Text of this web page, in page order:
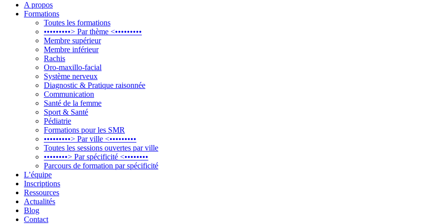
A propos
Formations
Toutes les formations
•••••••••> Par thème <•••••••••
Membre supérieur
Membre inférieur
Rachis
Oro-maxillo-facial
Système nerveux
Diagnostic & Pratique raisonnée
Communication
Santé de la femme
Sport & Santé
Pédiatrie
Formations pour les SMR
•••••••••> Par ville <•••••••••
Toutes les sessions ouvertes par ville
••••••••> Par spécificité <••••••••
Parcours de formation par spécificité
L’équipe
Inscriptions
Ressources
Actualités
Blog
Contact